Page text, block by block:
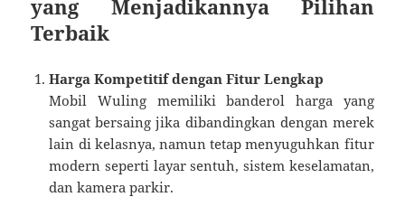
yang Menjadikannya Pilihan
Terbaik
Harga Kompetitif dengan Fitur Lengkap
Mobil Wuling memiliki banderol harga yang
sangat bersaing jika dibandingkan dengan merek
lain di kelasnya, namun tetap menyuguhkan fitur
modern seperti layar sentuh, sistem keselamatan,
dan kamera parkir.